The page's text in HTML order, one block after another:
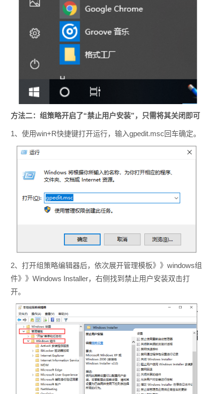
方法二：组策略开启了“禁止用户安装”，只需将其关闭即可
1、使用win+R快捷键打开运行，输入gpedit.msc回车确定。
2、打开组策略编辑器后，依次展开管理模板》》windows组
件》》Windows Installer，右侧找到禁止用户安装双击打
开。